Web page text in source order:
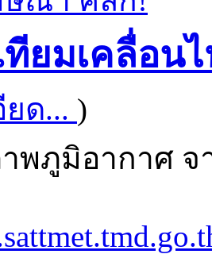
ยมเคลื่อน
ยด... )
พภูมิอากาศ จ